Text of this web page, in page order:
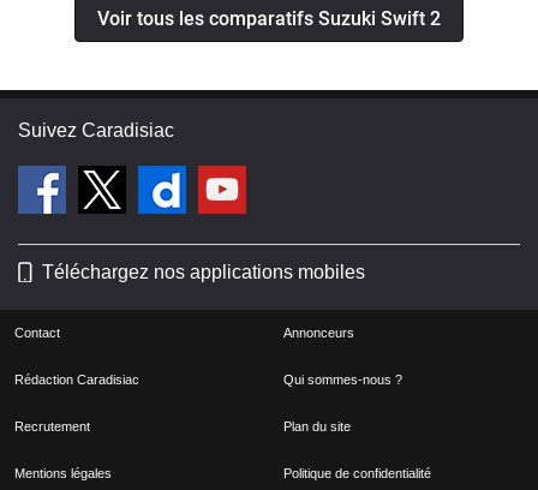
Voir tous les comparatifs Suzuki Swift 2
Suivez Caradisiac
Téléchargez nos applications mobiles
Contact Annonceurs
Rédaction Caradisiac Qui sommes-nous ?
Recrutement Plan du site
Mentions légales Politique de confidentialité